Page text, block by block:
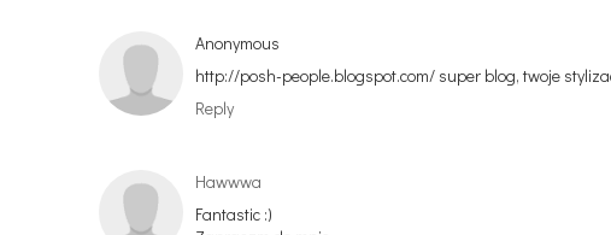
Anonymous
http://posh-people.blogspot.com/ super blog, twoje
Reply
Hawwwa
Fantastic :)